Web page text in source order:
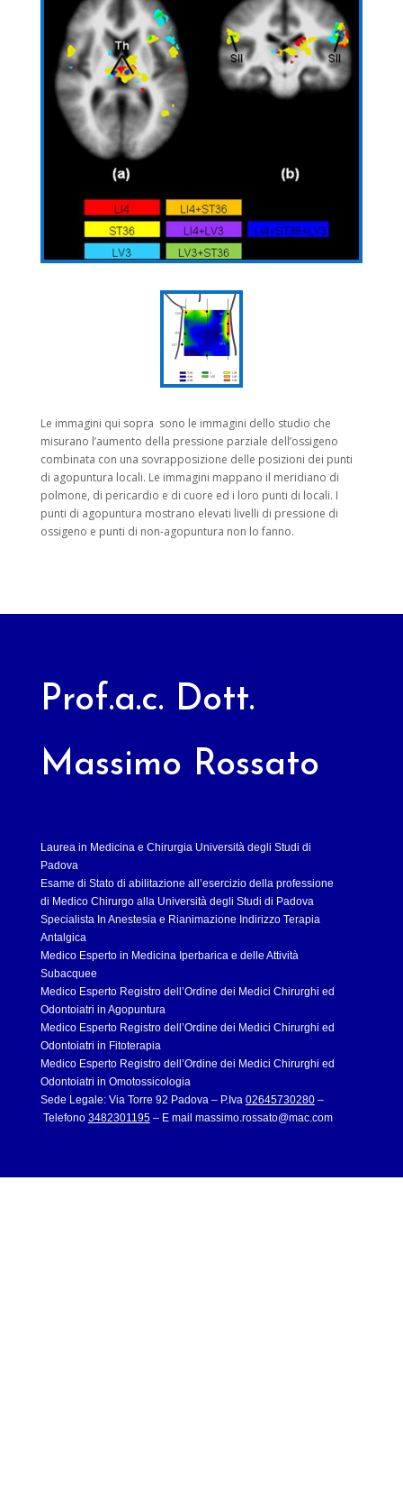
Le immagini qui sopra sono le immagini dello studio che
misurano l’aumento della pressione parziale dell’ossigeno
combinata con una sovrapposizione delle posizioni dei punti
di agopuntura locali. Le immagini mappano il meridiano di
polmone, di pericardio e di cuore ed i loro punti di locali. I
punti di agopuntura mostrano elevati livelli di pressione di
ossigeno e punti di non-agopuntura non lo fanno.
Prof.a.c. Dott.
Massimo Rossato
Laurea in Medicina e Chirurgia Università degli Studi di
Padova
Esame di Stato di abilitazione all’esercizio della professione
di Medico Chirurgo alla Università degli Studi di Padova
Specialista In Anestesia e Rianimazione Indirizzo Terapia
Antalgica
Medico Esperto in Medicina Iperbarica e delle Attività
Subacquee
Medico Esperto Registro dell’Ordine dei Medici Chirurghi ed
Odontoiatri in Agopuntura
Medico Esperto Registro dell’Ordine dei Medici Chirurghi ed
Odontoiatri in Fitoterapia
Medico Esperto Registro dell’Ordine dei Medici Chirurghi ed
Odontoiatri in Omotossicologia
Sede Legale: Via Torre 92 Padova – P.Iva 02645730280–
Telefono 3482301195– E mail massimo.rossato@mac.com